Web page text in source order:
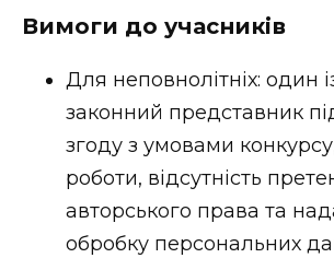
Вимоги до учасників
Для неповнолітніх: один
законний представник
згоду з умовами
роботи, відсутність
авторського права та
обробку персональних